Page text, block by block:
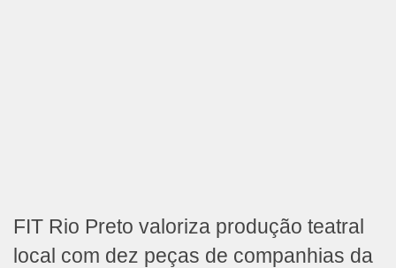
FIT Rio Preto valoriza produção teatral
local com dez peças de companhias da